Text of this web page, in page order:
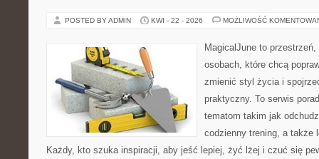
POSTED BY ADMIN KWI - 22 - 2026 MOŻLIWOŚĆ
MagicalJune to
osobach, które chcą
zmienić styl życia i
praktyczny. To serwis
tematom takim jak
codzienny trening, a także
Każdy, kto szuka inspiracji, aby jeść lepiej, żyć lżej i czuć się